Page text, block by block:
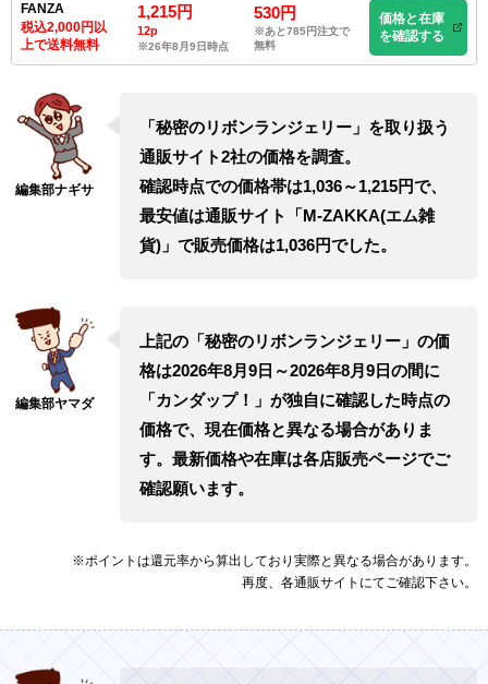
FANZA
税込2,000円以
上で送料無料
1,215円
12p
※26年8月9日時点
530円
※あと785円注文で
無料
価格と在庫
を確認する
「秘密のリボンランジェリー」を取り扱う
通販サイト2社の価格を調査。
確認時点での価格帯は1,036～1,215円で、
最安値は通販サイト「M-ZAKKA(エム雑
貨)」で販売価格は1,036円でした。
上記の「秘密のリボンランジェリー」の価
格は2026年8月9日～2026年8月9日の間に
「カンダップ！」が独自に確認した時点の
価格で、現在価格と異なる場合がありま
す。最新価格や在庫は各店販売ページでご
確認願います。
※ポイントは還元率から算出しており実際と異なる場合があります。
再度、各通販サイトにてご確認下さい。